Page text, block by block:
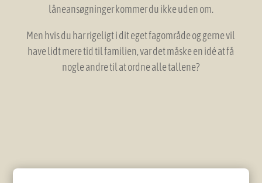
låneansøgninger kommer du ikke uden om.
Men hvis du har rigeligt i dit eget fagområde og gerne vil
have lidt mere tid til familien, var det måske en idé at få
nogle andre til at ordne alle tallene?